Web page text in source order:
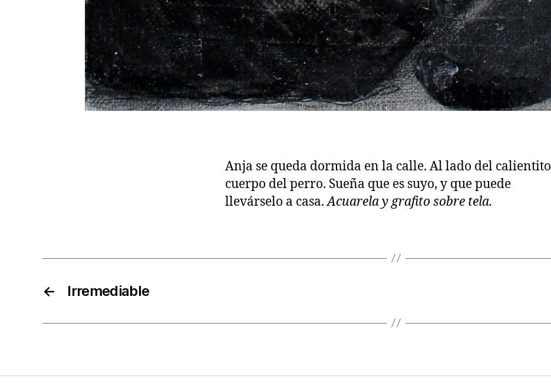
Anja se queda dormida en la calle. Al lado del calientito
cuerpo del perro. Sueña que es suyo, y que puede
llevárselo a casa.Acuarela y grafito sobre tela.
← Irremediable